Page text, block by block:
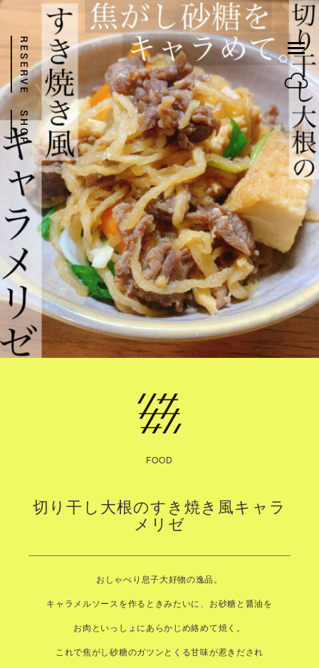
FOOD
切り干し大根のすき焼き風キャラ
メリゼ
おしゃべり息子大好物の逸品。
キャラメルソースを作るときみたいに、お砂糖と醤油を
お肉といっしょにあらかじめ絡めて焼く。
これで焦がし砂糖のガツンとくる甘味が惹きだされ